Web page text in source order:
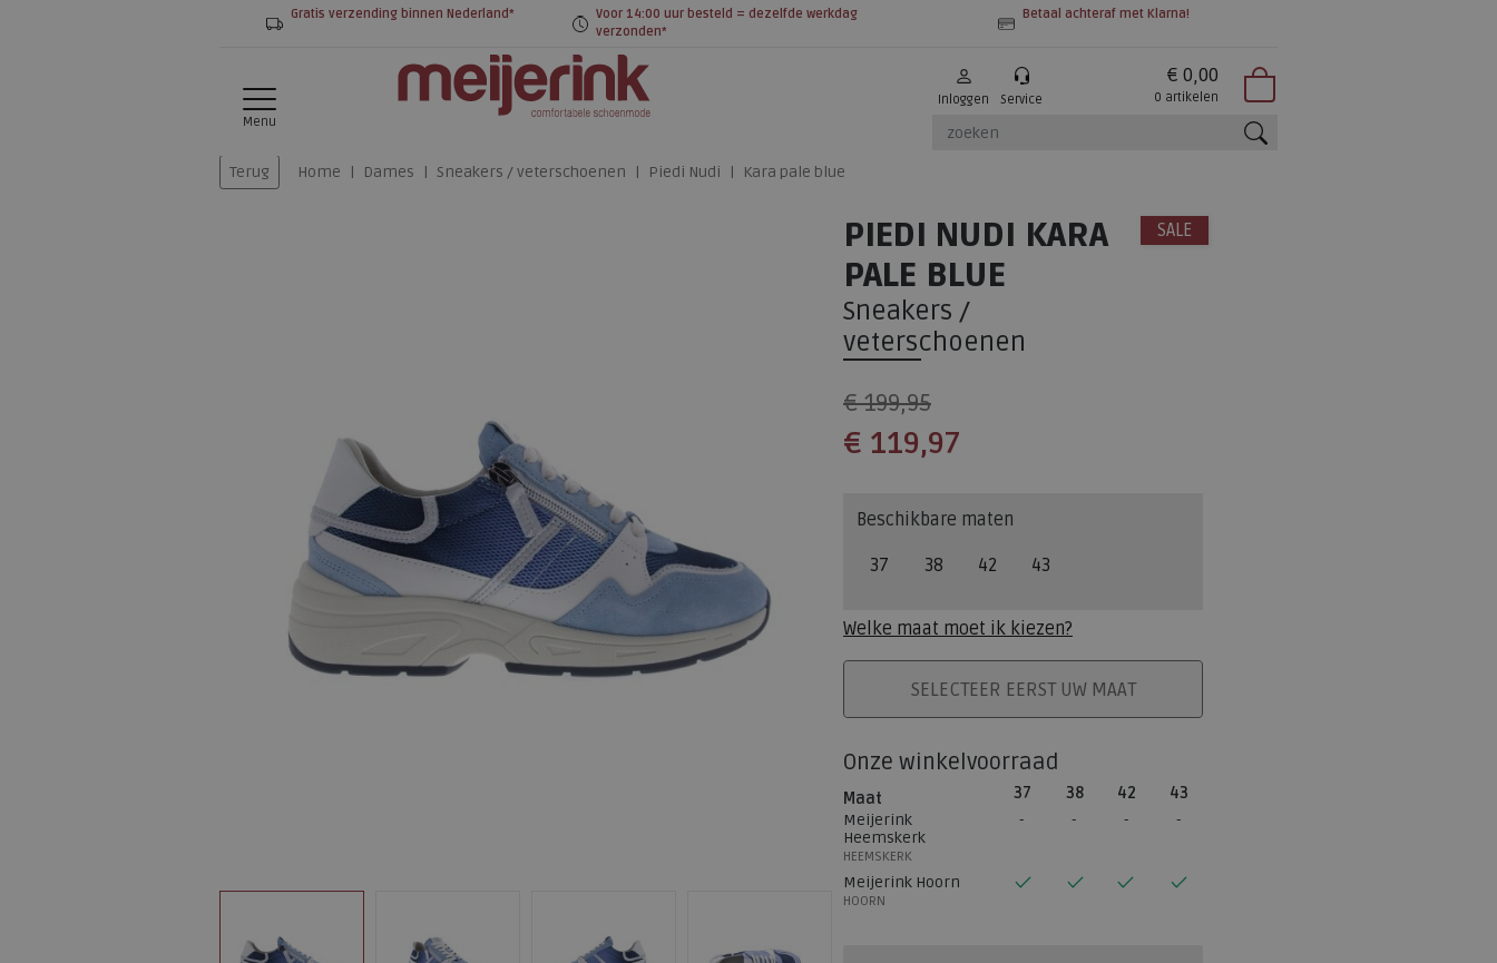
Gratis verzending binnen Nederland*
Voor 14:00 uur besteld = dezelfde werkdag
verzonden*
Betaal achteraf met Klarna!
Menu
Inloggen Service
€ 0,00
0 artikelen
Terug Home Dames Sneakers / veterschoenen Piedi Nudi Kara pale blue
SALE
PIEDI NUDI KARA
PALE BLUE
Sneakers /
veterschoenen
€ 199,95
€ 119,97
Beschikbare maten
37 38 42 43
Welke maat moet ik kiezen?
PLAATS IN WINKELMAND
SELECTEER EERST UW MAAT
Onze winkelvoorraad
Maat 37 38 42
43
Meijerink
Heemskerk
HEEMSKERK
Meijerink Hoorn
HOORN